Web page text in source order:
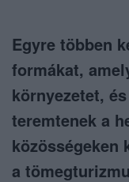
Egyre többen
formákat,
környezetet,
teremtenek a
közösségeken
a